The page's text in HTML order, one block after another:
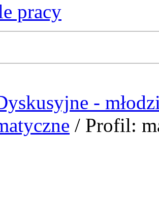
pracy
-
/ Profil: